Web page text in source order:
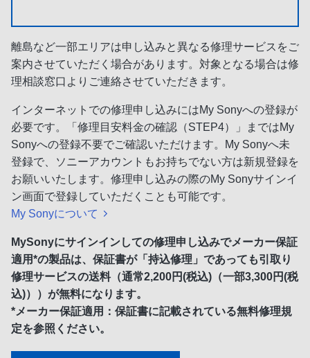
離島など一部エリアは申し込みと異なる修理サービスをご
案内させていただく場合があります。対象となる場合は修
理相談窓口よりご連絡させていただきます。
インターネットでの修理申し込みにはMy Sonyへの登録が
必要です。「修理目安料金の確認（STEP4）」まではMy
Sonyへの登録不要でご確認いただけます。My Sonyへ未
登録で、ソニーアカウントもお持ちでない方は新規登録を
お願いいたします。修理申し込みの際のMy Sonyサインイ
ン画面で登録していただくことも可能です。
My Sonyについて
MySonyにサインインしての修理申し込みでメーカー保証
適用*の製品は、保証書が「持込修理」であっても引取り
修理サービスの送料（通常2,200円(税込)（一部3,300円(税
込)））が無料になります。
*メーカー保証適用：保証書に記載されている無料修理規
定を参照ください。